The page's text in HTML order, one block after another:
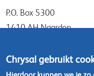
P.O. Box 5300
1410 AH Naarden
1411 DD Naarden
Nederland
Chrysal gebruikt